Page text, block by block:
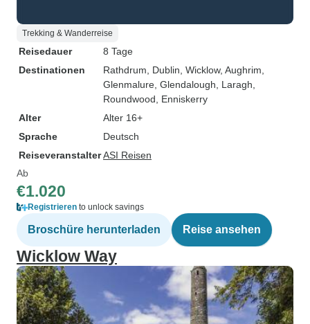
Trekking & Wanderreise
Reisedauer
8 Tage
Destinationen
Rathdrum , Dublin , Wicklow, Aughrim
Glenmalure , Glendalough , Laragh
Roundwood , Enniskerry
Alter
Alter 16+
Sprache
Deutsch
ReiseveranstalterASI Reisen
Ab
€1.020
Registrieren to unlock savings
Broschüre herunterladen Reise ansehen
Wicklow Way